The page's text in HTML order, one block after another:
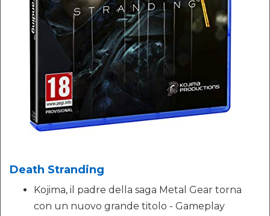
Death Stranding
Kojima, il padre della saga Metal Gear torna
con un nuovo grande titolo - Gameplay